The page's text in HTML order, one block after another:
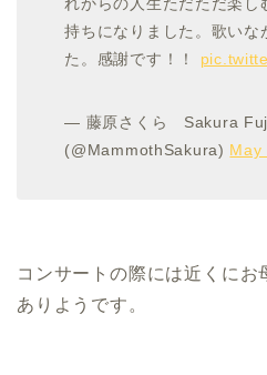
れからの人生ただただ楽し
持ちになりました。歌いな
た。感謝です！！
— 藤原さくら Sakura
(@MammothSakura) May
コンサートの際には近くにお
ありようです。